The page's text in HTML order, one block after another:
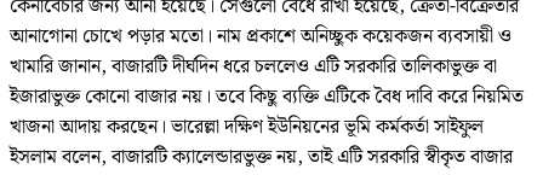
কেনাবেচার জন্য আনা হয়েছে। সেগুলো বেঁধে রাখা হয়েছে, ক্রেতা-বিক্রেতার
আনাগোনা চোখে পড়ার মতো। নাম প্রকাশে অনিচ্ছুক কয়েকজন ব্যবসায়ী ও
খামারি জানান, বাজারটি দীর্ঘদিন ধরে চললেও এটি সরকারি তালিকাভুক্ত বা
ইজারাভুক্ত কোনো বাজার নয়। তবে কিছু ব্যক্তি এটিকে বৈধ দাবি করে নিয়মিত
খাজনা আদায় করছেন। ভারেল্লা দক্ষিণ ইউনিয়নের ভূমি কর্মকর্তা সাইফুল
ইসলাম বলেন, বাজারটি ক্যালেন্ডারভুক্ত নয়, তাই এটি সরকারি স্বীকৃত বাজার